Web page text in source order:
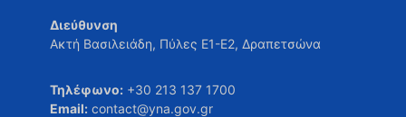
Διεύθυνση
Ακτή Βασιλειάδη, Πύλες Ε1-Ε2, Δραπετσώνα
Τηλέφωνο: +30 213 137 1700
Email: contact@yna.gov.gr